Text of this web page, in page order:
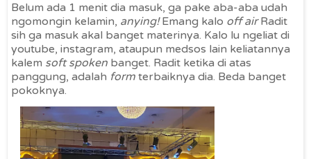
Belum ada 1 menit dia masuk, ga pake aba-aba udah
ngomongin kelamin, anying!Emang kalo off airRadit
sih ga masuk akal banget materinya. Kalo lu ngeliat di
youtube, instagram, ataupun medsos lain keliatannya
kalem soft spoken banget. Radit ketika di atas
panggung, adalah form terbaiknya dia. Beda banget
pokoknya.